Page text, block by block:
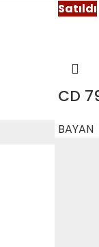
Satıldı
CD
BAYAN